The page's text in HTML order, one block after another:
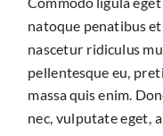
natoque penatibus
nascetur ridiculus
pellentesque eu,
massa quis enim.
nec, vulputate eget,